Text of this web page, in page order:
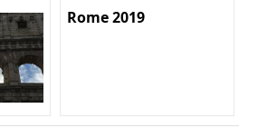
Rome 2019